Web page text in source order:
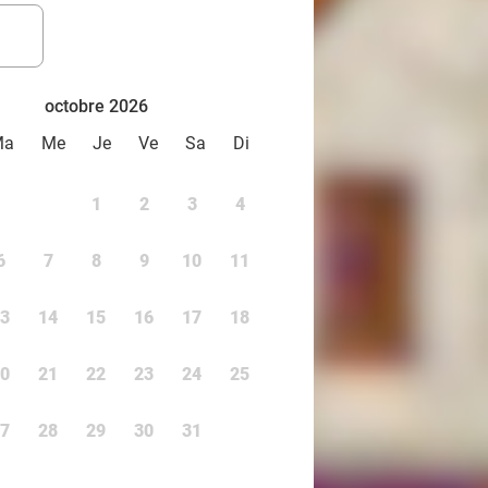
octobre 2026
Me Je Ve Sa Di
1 2 3 4
7 8 9 10 11
14 15 16 17 18
21 22 23 24 25
28 29 30 31